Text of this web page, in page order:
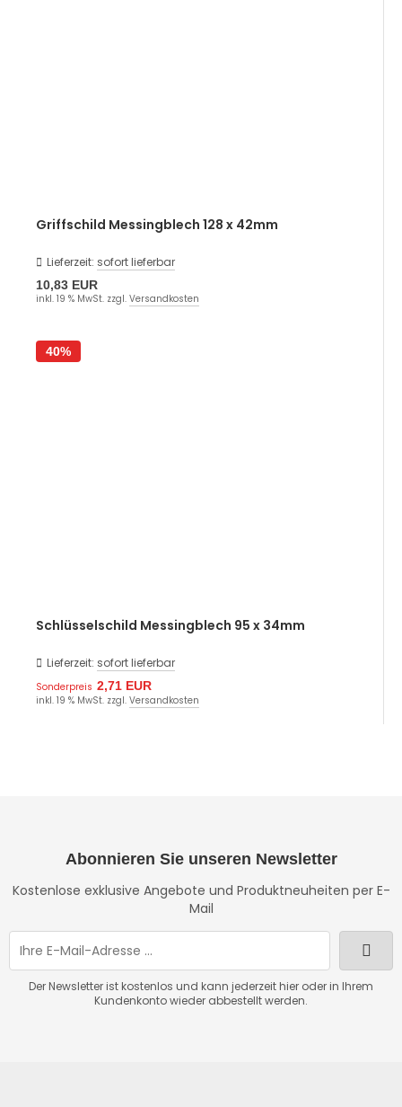
Griffschild Messingblech 128 x 42mm
Lieferzeit: sofort lieferbar
10,83 EUR
inkl. 19 % MwSt. zzgl. Versandkosten
Schlüsselschild Messingblech 95 x 34mm
Lieferzeit: sofort lieferbar
Sonderpreis 2,71 EUR
40%
inkl. 19 % MwSt. zzgl. Versandkosten
Abonnieren Sie unseren Newsletter
Kostenlose exklusive Angebote und Produktneuheiten per E-
Mail
Der Newsletter ist kostenlos und kann jederzeit hier oder in Ihrem
Kundenkonto wieder abbestellt werden.